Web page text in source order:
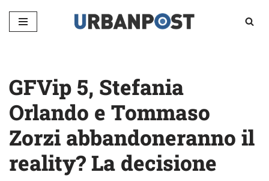
Vai
GFVip 5, Stefania
Orlando e Tommaso
Zorzi abbandoneranno il
reality? La decisione